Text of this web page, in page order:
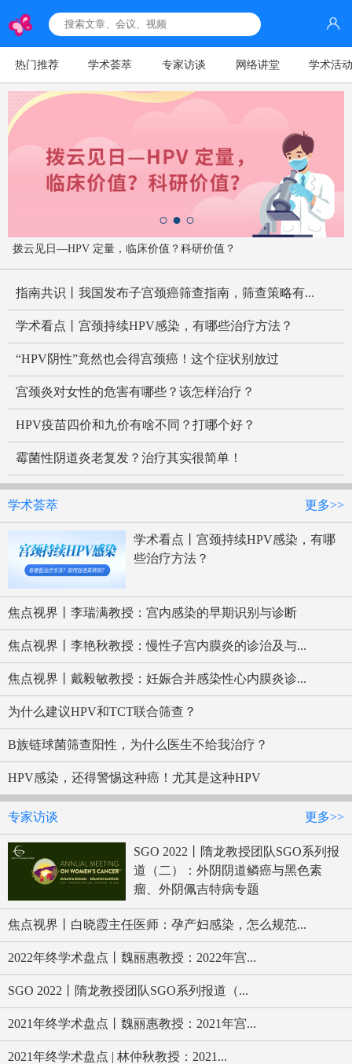
热门推荐 学术荟萃 专家访谈 网络讲堂 学术活
拨云见日—HPV 定量，临床价值？科研价值？
指南共识丨我国发布子宫颈癌筛查指南，筛查策略有...
学术看点丨宫颈持续HPV感染，有哪些治疗方法？
“HPV阴性”竟然也会得宫颈癌！这个症状别放过
宫颈炎对女性的危害有哪些？该怎样治疗？
HPV疫苗四价和九价有啥不同？打哪个好？
霉菌性阴道炎老复发？治疗其实很简单！
学术荟萃 更多>>
学术看点丨宫颈持续HPV感染，有哪
些治疗方法？
焦点视界丨李瑞满教授：宫内感染的早期识别与诊断
焦点视界丨李艳秋教授：慢性子宫内膜炎的诊治及与...
焦点视界丨戴毅敏教授：妊娠合并感染性心内膜炎诊...
为什么建议HPV和TCT联合筛查？
B族链球菌筛查阳性，为什么医生不给我治疗？
HPV感染，还得警惕这种癌！尤其是这种HPV
专家访谈 更多>>
SGO 2022丨隋龙教授团队SGO系列报
道（二）：外阴阴道鳞癌与黑色素
瘤、外阴佩吉特病专题
焦点视界丨白晓霞主任医师：孕产妇感染，怎么规范...
2022年终学术盘点丨魏丽惠教授：2022年宫...
SGO 2022丨隋龙教授团队SGO系列报道（...
2021年终学术盘点丨魏丽惠教授：2021年宫...
2021年终学术盘点 | 林仲秋教授：2021...